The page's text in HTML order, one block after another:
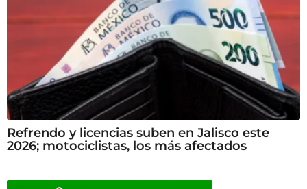
Refrendo y licencias suben en Jalisco este
2026; motociclistas, los más afectados